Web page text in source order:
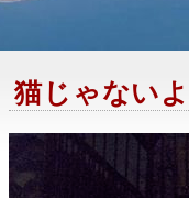
猫じゃない